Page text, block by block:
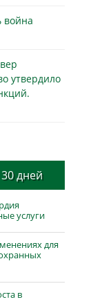
война
утвердило
дней
услуги
для
в